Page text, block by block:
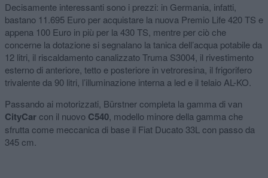
Decisamente interessanti sono i prezzi: in Germania, infatti,
bastano 11.695 Euro per acquistare la nuova Premio Life 420 TS e
appena 100 Euro in più per la 430 TS, mentre per ciò che
concerne la dotazione si segnalano la tanica dell’acqua potabile da
12 litri, il riscaldamento canalizzato Truma S3004, il rivestimento
esterno di anteriore, tetto e posteriore in vetroresina, il frigorifero
trivalente da 90 litri, l’illuminazione interna a led e il telaio AL-KO.
Passando ai motorizzati, Bürstner completa la gamma di van
CityCarcon il nuovo C540, modello minore della gamma che
sfrutta come meccanica di base il Fiat Ducato 33L con passo da
345 cm.